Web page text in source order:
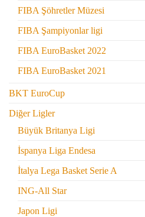
FIBA Şöhretler Müzesi
FIBA Şampiyonlar ligi
FIBA EuroBasket 2022
FIBA EuroBasket 2021
BKT EuroCup
Diğer Ligler
Büyük Britanya Ligi
İspanya Liga Endesa
İtalya Lega Basket Serie A
ING-All Star
Japon Ligi